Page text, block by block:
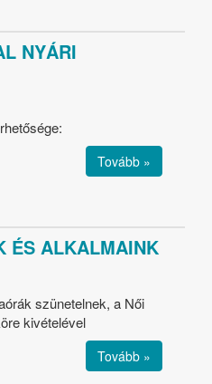
NYÁRI
Tovább »
ÉS ALKALMAINK
szünetelnek, a Női
kivételével
Tovább »